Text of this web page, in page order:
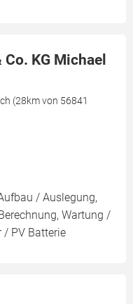
Co. KG Michael
(28km von 56841
/ Auslegung,
Wartung /
/ PV Batterie